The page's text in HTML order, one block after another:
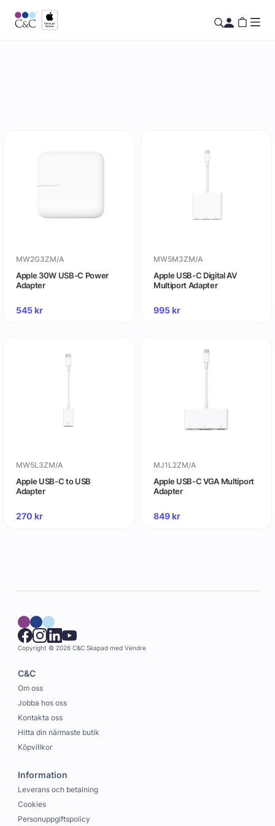
MW2G3ZM/A
Apple 30W USB-C Power
Adapter
545kr
MW5M3ZM/A
Apple USB-C Digital AV
Multiport Adapter
995kr
MW5L3ZM/A
Apple USB-C to USB
Adapter
270 kr
MJ1L2ZM/A
Apple USB-C VGA Multiport
Adapter
849kr
Copyright © 2026 C&C Skapad med Vendre
C&C
Om oss
Jobba hos oss
Kontakta oss
Hitta din närmaste butik
Köpvillkor
Information
Leverans och betalning
Cookies
Personuppgiftspolicy